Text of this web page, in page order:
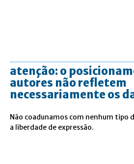
atenção: o
autores não refletem
necessariamente os
Não coadunamos com nenhum tipo
a liberdade de expressão.